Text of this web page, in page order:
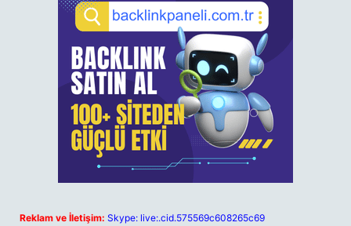
Reklam ve İletişim: Skype: live:.cid.575569c608265c69